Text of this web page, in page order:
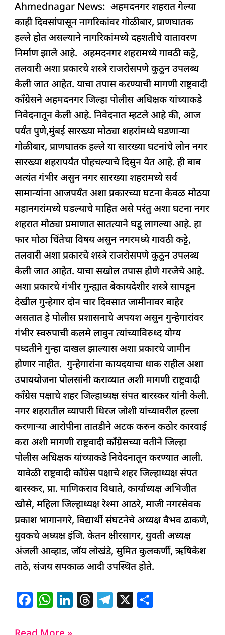
c
e
b
o
o
k
at
s
A
p
p
k
e
dI
n
re
a
d
s
e
g
ra
m
ar
e
Ahmednagar News: अहमदनगर शहरात गेल्या
काही दिवसांपासून नागरिकांवर गोळीबार, प्राणघातक
हल्ले होत असल्याने नागरिकांमध्ये दहशतीचे वातावरण
निर्माण झाले आहे. अहमदनगर शहरामध्ये गावठी कट्टे,
तलवारी अशा प्रकारचे शस्त्रे राजरोसपणे कुठुन उपलब्ध
केली जात आहेत. याचा तपास करण्याची मागणी राष्ट्रवादी
काँग्रेसने अहमदनगर जिल्हा पोलीस अधिक्षक यांच्याकडे
निवेदनातून केली आहे. निवेदनात म्हटले आहे की, आज
पर्यंत पुणे,मुंबई सारख्या मोठ्या शहरांमध्ये घडणाऱ्या
गोळीबार, प्राणघातक हल्ले या सारख्या घटनांचे लोन नगर
सारख्या शहरापर्यंत पोहचल्याचे दिसुन येत आहे. ही बाब
अत्यंत गंभीर असुन नगर सारख्या शहरामध्ये सर्व
सामान्यांना आजपर्यंत अशा प्रकारच्या घटना केवळ मोठया
महानगरांमध्ये घडल्याचे माहित असे परंतु अशा घटना नगर
शहरात मोठ्या प्रमाणात सातत्याने घडू लागल्या आहे. हा
फार मोठा चिंतेचा विषय असुन नगरमध्ये गावठी कट्टे,
तलवारी अशा प्रकारचे शस्त्रे राजरोसपणे कुठुन उपलब्ध
केली जात आहेत. याचा सखोल तपास होणे गरजेचे आहे.
अशा प्रकारचे गंभीर गुन्ह्यात बेकायदेशीर शस्त्रे सापडून
देखील गुन्हेगार दोन चार दिवसात जामीनावर बाहेर
असतात हे पोलीस प्रशासनाचे अपयश असुन गुन्हेगारांवर
गंभीर स्वरुपाची कलमे लावुन त्यांच्याविरुध्द योग्य
पध्दतीने गुन्हा दाखल झाल्यास अशा प्रकारचे जामीन
होणार नाहीत. गुन्हेगारांना कायदयाचा धाक राहील अशा
उपाययोजना पोलसांनी कराव्यात अशी मागणी राष्ट्रवादी
काँग्रेस पक्षाचे शहर जिल्हाध्यक्ष संपत बारस्कर यांनी केली.
नगर शहरातील व्यापारी धिरज जोशी यांच्यावरील हल्ला
करणाऱ्या आरोपीना तातडीने अटक करुन कठोर कारवाई
करा अशी मागणी राष्ट्रवादी काँग्रेसच्या वतीने जिल्हा
पोलीस अधिक्षक यांच्याकडे निवेदनातून करण्यात आली.
यावेळी राष्ट्रवादी काँग्रेस पक्षाचे शहर जिल्हाध्यक्ष संपत
बारस्कर, प्रा. माणिकराव विधाते, कार्याध्यक्ष अभिजीत
खोसे, महिला जिल्हाध्यक्ष रेश्मा आठरे, माजी नगरसेवक
प्रकाश भागानगरे, विद्यार्थी संघटनेचे अध्यक्ष वैभव ढाकणे,
युवकचे अध्यक्ष इंजि. केतन क्षीरसागर, युवती अध्यक्ष
अंजली आव्हाड, जॉय लोखंडे, सुमित कुलकर्णी, ऋषिकेश
ताठे, संजय सपकाळ आदी उपस्थित होते.
F W Li T T X